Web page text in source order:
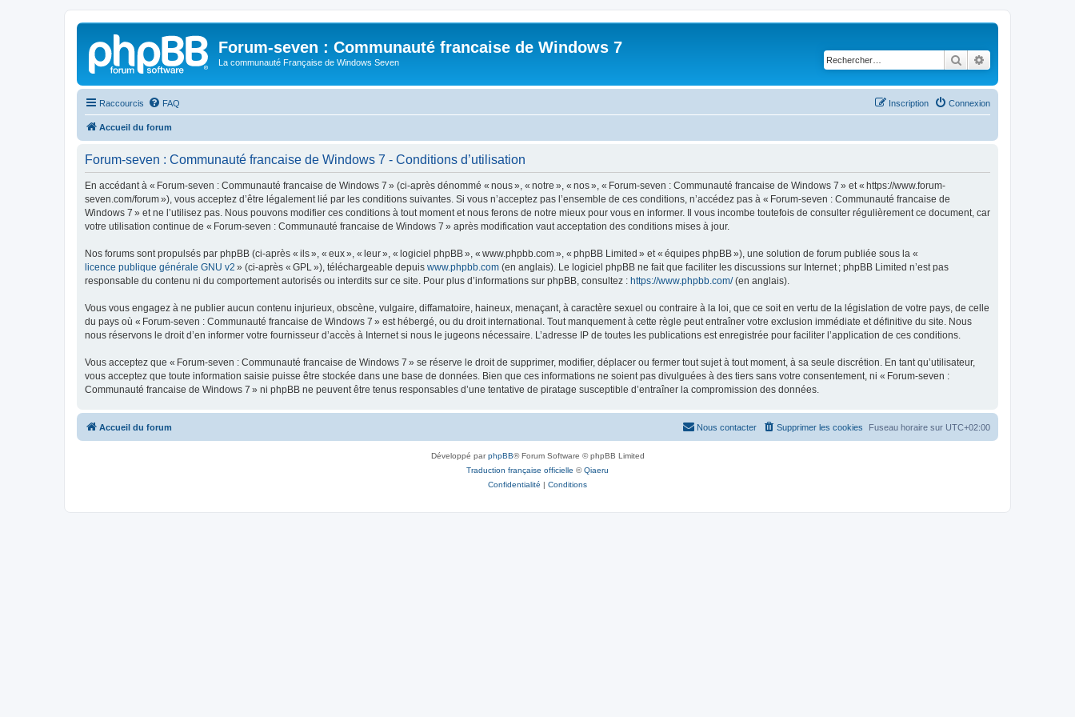
Forum-seven : Communauté francaise de Windows 7
La communauté Française de Windows Seven Rechercher
Raccourcis FAQ Connexion
Inscription
Accueil du forum
Forum-seven : Communauté francaise de Windows 7 - Conditions d’utilisation
En accédant à « Forum-seven : Communauté francaise de Windows 7 » (ci-après dénommé « nous », « notre », « nos », « Forum-seven : Communauté francaise de Windows 7 » et « https://www.forum-
seven.com/forum »), vous acceptez d’être légalement lié par les conditions suivantes. Si vous n’acceptez pas l’ensemble de ces conditions, n’accédez pas à « Forum-seven : Communauté francaise de
Windows 7 » et ne l’utilisez pas. Nous pouvons modifier ces conditions à tout moment et nous ferons de notre mieux pour vous en informer. Il vous incombe toutefois de consulter régulièrement ce document, car
votre utilisation continue de « Forum-seven : Communauté francaise de Windows 7 » après modification vaut acceptation des conditions mises à jour.
Nos forums sont propulsés par phpBB (ci-après « ils », « eux », « leur », « logiciel phpBB », « www.phpbb.com », « phpBB Limited » et « équipes phpBB »), une solution de forum publiée sous la «
licence publique générale GNU v2 » (ci-après « GPL »), téléchargeable depuis www.phpbb.com (en anglais). Le logiciel phpBB ne fait que faciliter les discussions sur Internet ; phpBB Limited n’est pas
responsable du contenu ni du comportement autorisés ou interdits sur ce site. Pour plus d’informations sur phpBB, consultez : https://www.phpbb.com/(en anglais).
Vous vous engagez à ne publier aucun contenu injurieux, obscène, vulgaire, diffamatoire, haineux, menaçant, à caractère sexuel ou contraire à la loi, que ce soit en vertu de la législation de votre pays, de celle
du pays où « Forum-seven : Communauté francaise de Windows 7 » est hébergé, ou du droit international. Tout manquement à cette règle peut entraîner votre exclusion immédiate et définitive du site. Nous
nous réservons le droit d’en informer votre fournisseur d’accès à Internet si nous le jugeons nécessaire. L’adresse IP de toutes les publications est enregistrée pour faciliter l’application de ces conditions.
Vous acceptez que « Forum-seven : Communauté francaise de Windows 7 » se réserve le droit de supprimer, modifier, déplacer ou fermer tout sujet à tout moment, à sa seule discrétion. En tant qu’utilisateur,
vous acceptez que toute information saisie puisse être stockée dans une base de données. Bien que ces informations ne soient pas divulguées à des tiers sans votre consentement, ni « Forum-seven :
Communauté francaise de Windows 7 » ni phpBB ne peuvent être tenus responsables d’une tentative de piratage susceptible d’entraîner la compromission des données.
Accueil du forum Fuseau horaire sur UTC+02:00
Supprimer les cookies
Nous contacter
Développé parphpBB® Forum Software © phpBB Limited
Traduction française officielle ©Qiaeru
Confidentialité | Conditions